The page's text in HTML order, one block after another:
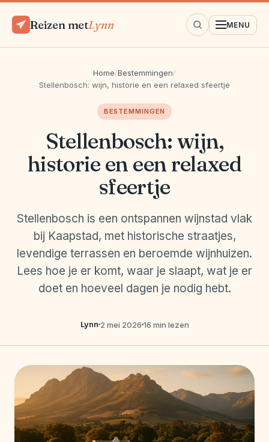
Reizen metLynn MENU
Home/Bestemmingen/
Stellenbosch: wijn, historie en een relaxed sfeertje
BESTEMMINGEN
Stellenbosch: wijn,
historie en een relaxed
sfeertje
Stellenbosch is een ontspannen wijnstad vlak
bij Kaapstad, met historische straatjes,
levendige terrassen en beroemde wijnhuizen.
Lees hoe je er komt, waar je slaapt, wat je er
doet en hoeveel dagen je nodig hebt.
Lynn 2 mei 2026 16 min lezen